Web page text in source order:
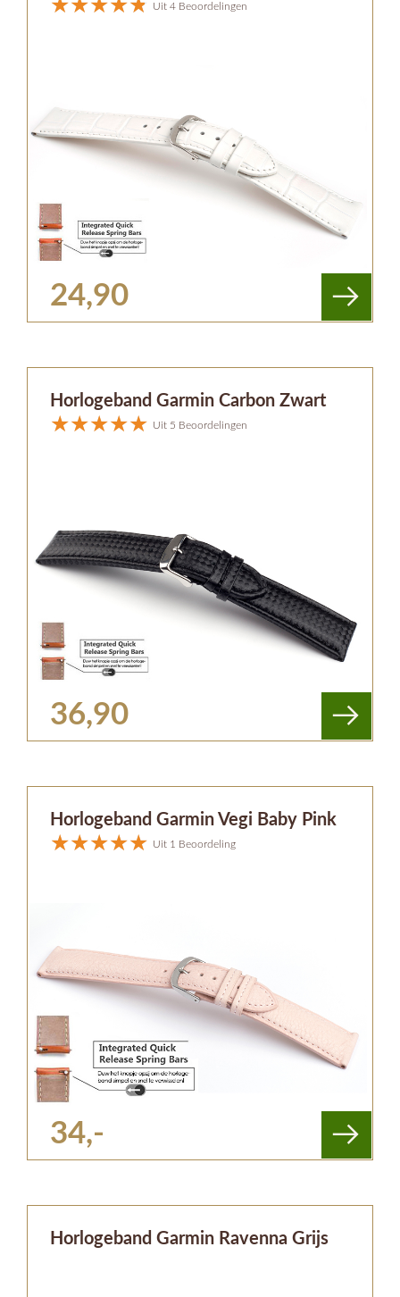
Uit 4 Beoordelingen
24,90
Horlogeband Garmin Carbon Zwart
Uit 5 Beoordelingen
36,90
Horlogeband Garmin Vegi Baby Pink
Uit 1 Beoordeling
34,-
Horlogeband Garmin Ravenna Grijs